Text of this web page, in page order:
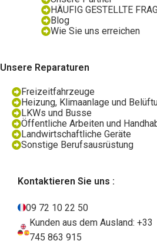
HÄUFIG GESTELLTE
Blog
Wie Sie uns erreichen
Unsere Reparaturen
Freizeitfahrzeuge
Heizung, Klimaanlage und
LKWs und Busse
Öffentliche Arbeiten und
Landwirtschaftliche Geräte
Sonstige Berufsausrüstung
Kontaktieren Sie uns :
09 72 10 22 50
Kunden aus dem Ausland: +33
745 863 915